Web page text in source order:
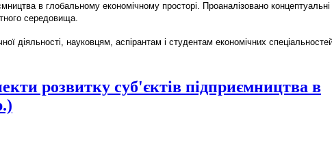
в глобальному економічному просторі. Проаналізовано концептуальні
середовища.
діяльності, науковцям, аспірантам і студентам економічних
розвитку суб'єктів підприємництва в